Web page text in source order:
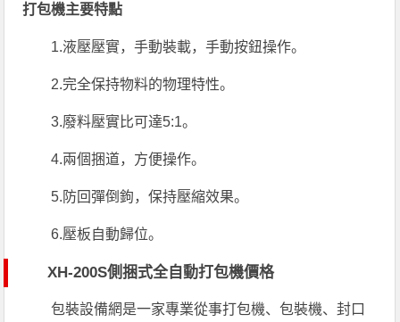
打包機主要特點
1.液壓壓實，手動裝載，手動按鈕操作。
2.完全保持物料的物理特性。
3.廢料壓實比可達5:1。
4.兩個捆道，方便操作。
5.防回彈倒鉤，保持壓縮效果。
6.壓板自動歸位。
XH-200S側捆式全自動打包機價格
包裝設備網是一家專業從事打包機、包裝機、封口